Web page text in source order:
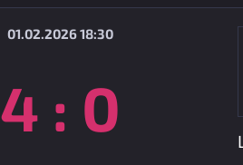
01.02.2026 18:30
4 : 0